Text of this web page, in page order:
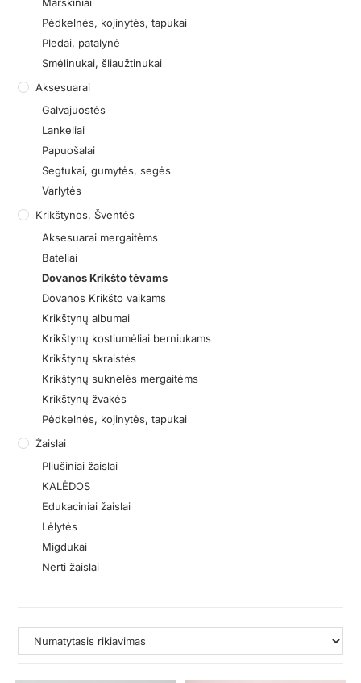
Pėdkelnės, kojinytės, tapukai
Pledai, patalynė
Smėlinukai, šliaužtinukai
Aksesuarai
Galvajuostės
Lankeliai
Papuošalai
Segtukai, gumytės, segės
Varlytės
Krikštynos, Šventės
Aksesuarai mergaitėms
Bateliai
Dovanos Krikšto tėvams
Dovanos Krikšto vaikams
Krikštynų albumai
Krikštynų kostiumėliai berniukams
Krikštynų skraistės
Krikštynų suknelės mergaitėms
Krikštynų žvakės
Pėdkelnės, kojinytės, tapukai
Žaislai
Pliušiniai žaislai
KALĖDOS
Edukaciniai žaislai
Lėlytės
Migdukai
Nerti žaislai